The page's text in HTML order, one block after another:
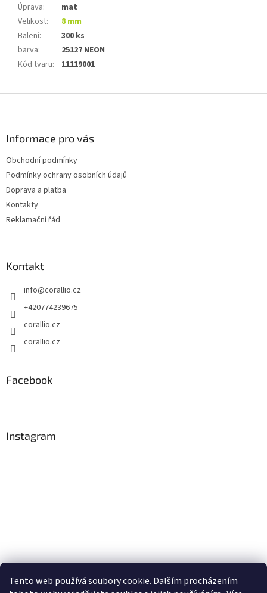
Tento web používá soubory cookie. Dalším procházením
Úprava:
mat
Velikost:
8 mm
Balení:
300 ks
barva:
25127 NEON
Kód tvaru: 11119001
Informace pro vás
Obchodní podmínky
Podmínky ochrany osobních údajů
Doprava a platba
Kontakty
Reklamační řád
Kontakt
info@corallio.cz
+420774239675
corallio.cz
corallio.cz
Facebook
Instagram
Sledovat na Instagramu